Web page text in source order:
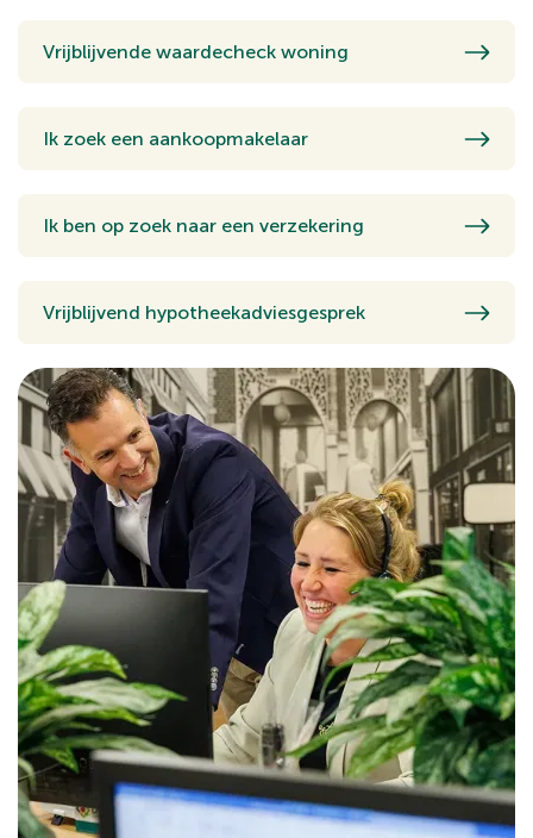
Vrijblijvende waardecheck woning
Ik zoek een aankoopmakelaar
Ik ben op zoek naar een verzekering
Vrijblijvend hypotheekadviesgesprek